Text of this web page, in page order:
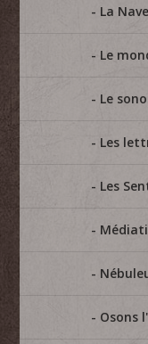
La
Le
Le
Les
Les
Osons